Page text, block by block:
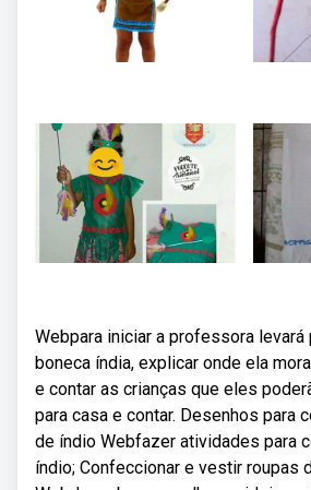
Webpara iniciar a professora levará
boneca índia, explicar onde ela
e contar as crianças que eles
para casa e contar. Desenhos para
de índio Webfazer atividades para
índio; Confeccionar e vestir roupas